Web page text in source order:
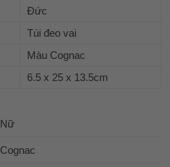
Đức
Túi đeo vai
Màu Cognac
6.5 x 25 x 13.5cm
Nữ
Cognac